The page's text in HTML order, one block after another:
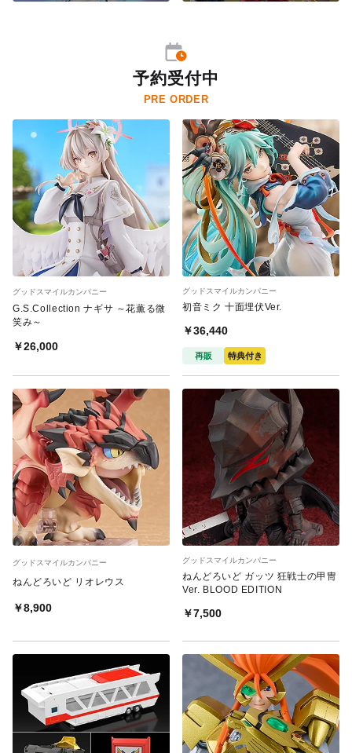
予約受付中
PRE ORDER
グッドスマイルカンパニー
G.S.Collection ナギサ ～花薫る微
笑み～
￥26,000
グッドスマイルカンパニー
初音ミク 十面埋伏Ver.
￥36,440
再販 特典付き
グッドスマイルカンパニー
ねんどろいど リオレウス
￥8,900
グッドスマイルカンパニー
ねんどろいど ガッツ 狂戦士の甲冑
Ver. BLOOD EDITION
￥7,500